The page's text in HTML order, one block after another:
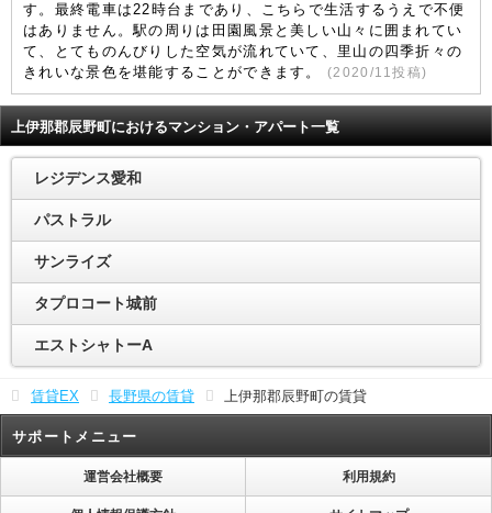
す。最終電車は22時台まであり、こちらで生活するうえで不便
はありません。駅の周りは田園風景と美しい山々に囲まれてい
て、とてものんびりした空気が流れていて、里山の四季折々の
きれいな景色を堪能することができます。
(2020/11投稿)
上伊那郡辰野町におけるマンション・アパート一覧
レジデンス愛和
パストラル
サンライズ
タプロコート城前
エストシャトーA
賃貸EX 長野県の賃貸 上伊那郡辰野町の賃貸
サポートメニュー
運営会社概要 利用規約